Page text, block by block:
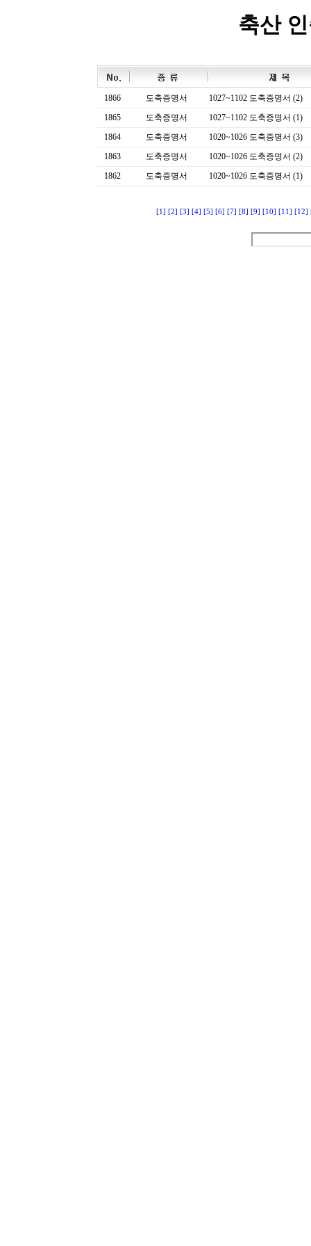
축산
1866 도축증명서
1027~1102 도축증명서 (2)
1865
도축증명서
1027~1102 도축증명서 (1)
1864
도축증명서
1020~1026 도축증명서 (3)
1863
도축증명서
1020~1026 도축증명서 (2)
1862
도축증명서 1020~1026 도축증명서 (1)
[1] [2] [3] [4] [5] [6] [7] [8] [9] [10] [11] [12]